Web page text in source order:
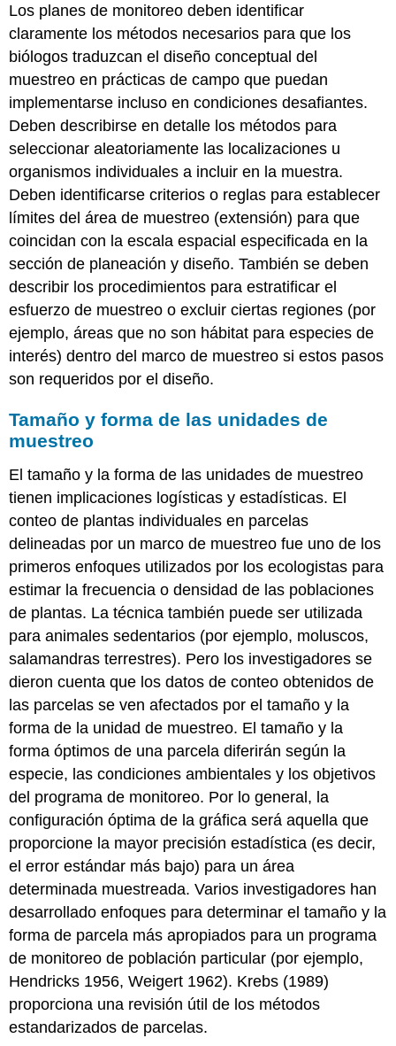
Los planes de monitoreo deben identificar
claramente los métodos necesarios para que los
biólogos traduzcan el diseño conceptual del
muestreo en prácticas de campo que puedan
implementarse incluso en condiciones desafiantes.
Deben describirse en detalle los métodos para
seleccionar aleatoriamente las localizaciones u
organismos individuales a incluir en la muestra.
Deben identificarse criterios o reglas para establecer
límites del área de muestreo (extensión) para que
coincidan con la escala espacial especificada en la
sección de planeación y diseño. También se deben
describir los procedimientos para estratificar el
esfuerzo de muestreo o excluir ciertas regiones (por
ejemplo, áreas que no son hábitat para especies de
interés) dentro del marco de muestreo si estos pasos
son requeridos por el diseño.
Tamaño y forma de las unidades de
muestreo
El tamaño y la forma de las unidades de muestreo
tienen implicaciones logísticas y estadísticas. El
conteo de plantas individuales en parcelas
delineadas por un marco de muestreo fue uno de los
primeros enfoques utilizados por los ecologistas para
estimar la frecuencia o densidad de las poblaciones
de plantas. La técnica también puede ser utilizada
para animales sedentarios (por ejemplo, moluscos,
salamandras terrestres). Pero los investigadores se
dieron cuenta que los datos de conteo obtenidos de
las parcelas se ven afectados por el tamaño y la
forma de la unidad de muestreo. El tamaño y la
forma óptimos de una parcela diferirán según la
especie, las condiciones ambientales y los objetivos
del programa de monitoreo. Por lo general, la
configuración óptima de la gráfica será aquella que
proporcione la mayor precisión estadística (es decir,
el error estándar más bajo) para un área
determinada muestreada. Varios investigadores han
desarrollado enfoques para determinar el tamaño y la
forma de parcela más apropiados para un programa
de monitoreo de población particular (por ejemplo,
Hendricks 1956, Weigert 1962). Krebs (1989)
proporciona una revisión útil de los métodos
estandarizados de parcelas.